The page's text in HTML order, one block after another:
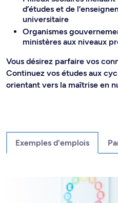
d’études et de
universitaire
Organismes
ministères aux niveaux
Vous désirez parfaire vos
Continuez vos études aux
orientant vers la maîtrise en
Exemples d'emplois